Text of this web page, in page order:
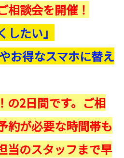
相談会を開催！
したい」
お得なスマホに替え
の2日間です。ご相
約が必要な時間帯も
当のスタッフまで早